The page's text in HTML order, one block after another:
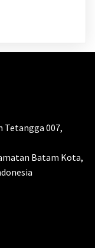
Tetangga 007,
Batam Kota,